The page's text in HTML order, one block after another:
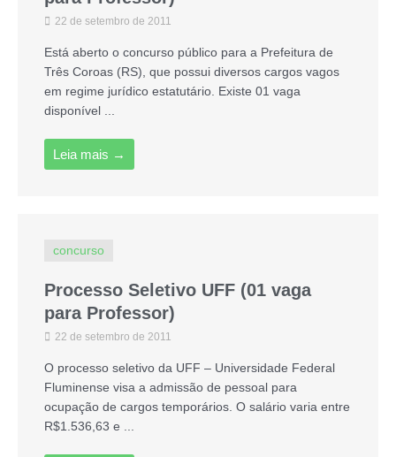
22 de setembro de 2011
Está aberto o concurso público para a Prefeitura de
Três Coroas (RS), que possui diversos cargos vagos
em regime jurídico estatutário. Existe 01 vaga
disponível ...
Leia mais →
concurso
Processo Seletivo UFF (01 vaga
para Professor)
22 de setembro de 2011
O processo seletivo da UFF – Universidade Federal
Fluminense visa a admissão de pessoal para
ocupação de cargos temporários. O salário varia entre
R$1.536,63 e ...